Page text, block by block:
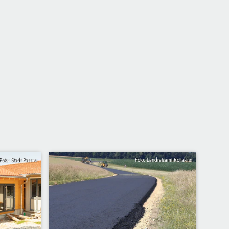
Foto: Stadt Passau Foto: Landratsamt Rottal-Inn